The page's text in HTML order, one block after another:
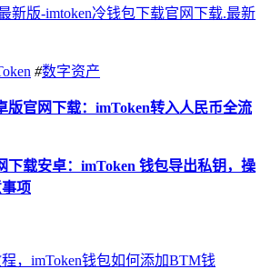
新版-imtoken冷钱包下载官网下载.最新
#数字资产
版官网下载：imToken转入人民币全流
下载安卓：imToken 钱包导出私钥，操
项